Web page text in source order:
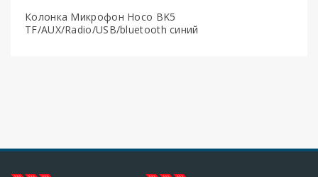
Колонка Микрофон Hoco BK5
TF/AUX/Radio/USB/bluetooth синий